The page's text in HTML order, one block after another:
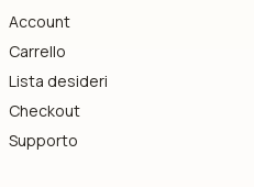
Account
Carrello
Lista desideri
Checkout
Supporto